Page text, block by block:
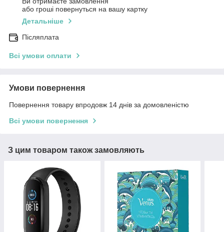
або гроші повернуться на вашу картку
Детальніше
Післяплата
Всі умови оплати
Умови повернення
Повернення товару впродовж 14 днів за домовленістю
Всі умови повернення
З цим товаром також замовляють